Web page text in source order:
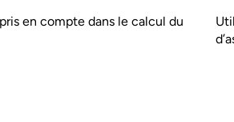
en compte dans le calcul du